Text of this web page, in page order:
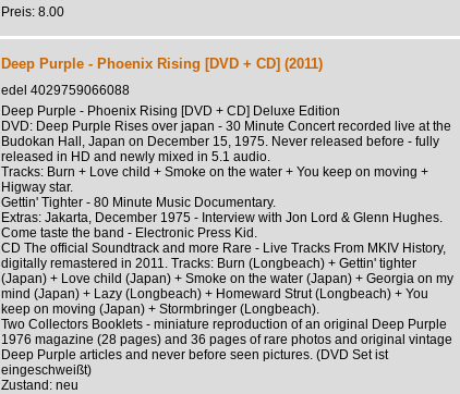
Preis: 8.00
Deep Purple - Phoenix Rising [DVD + CD] (2011)
edel 4029759066088
Deep Purple - Phoenix Rising [DVD + CD] Deluxe Edition
DVD: Deep Purple Rises over japan - 30 Minute Concert recorded live at the
Budokan Hall, Japan on December 15, 1975. Never released before - fully
released in HD and newly mixed in 5.1 audio.
Tracks: Burn + Love child + Smoke on the water + You keep on moving +
Higway star.
Gettin' Tighter - 80 Minute Music Documentary.
Extras: Jakarta, December 1975 - Interview with Jon Lord & Glenn Hughes.
Come taste the band - Electronic Press Kid.
CD The official Soundtrack and more Rare - Live Tracks From MKIV History,
digitally remastered in 2011. Tracks: Burn (Longbeach) + Gettin' tighter
(Japan) + Love child (Japan) + Smoke on the water (Japan) + Georgia on my
mind (Japan) + Lazy (Longbeach) + Homeward Strut (Longbeach) + You
keep on moving (Japan) + Stormbringer (Longbeach).
Two Collectors Booklets - miniature reproduction of an original Deep Purple
1976 magazine (28 pages) and 36 pages of rare photos and original vintage
Deep Purple articles and never before seen pictures. (DVD Set ist
eingeschweißt)
Zustand: neu